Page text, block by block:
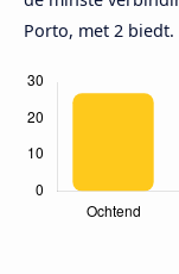
Porto, met 2 biedt.